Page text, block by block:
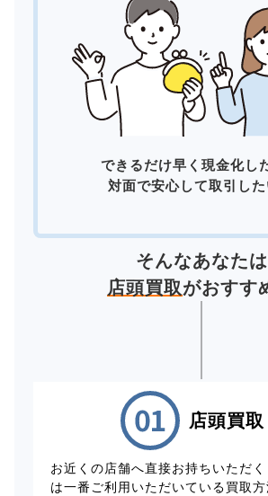
できるだけ早く現金化し
対面で安心して取引した
そんなあなたは
店頭買取がおすす
店頭買取
お近くの店舗へ直接お持ちいただく
は一番ご利用いただいている買取方